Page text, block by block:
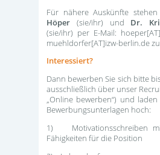
Für nähere Auskünfte
Höper (sie/ihr) und Dr.
(sie/ihr) per E-Mail:
muehldorfer[AT]izw-berlin.de
Interessiert?
Dann bewerben Sie sich bitte
ausschließlich über unser
„Online bewerben“) und
Bewerbungsunterlagen hoch:
1) Motivationsschreiben
Fähigkeiten für die Position